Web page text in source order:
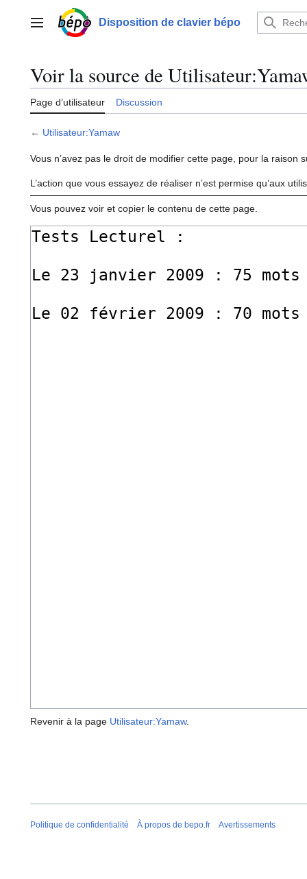
contenuMenu principalDisposition de clavier bépo
Voir la source de
Page d’utilisateur Discussion
← Utilisateur:Yamaw
Vous n’avez pas le droit de modifier cette page, pour la raison
L’action que vous essayez de réaliser n’est permise qu’aux
Vous pouvez voir et copier le contenu de cette page.
Revenir à la page Utilisateur:Yamaw.
Politique de confidentialité À propos de bepo.fr Avertissements